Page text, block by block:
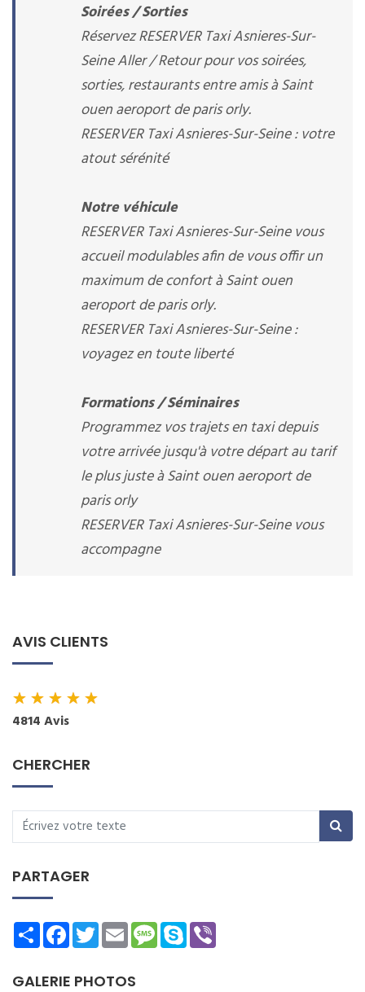
Soirées / Sorties
Réservez RESERVER Taxi Asnieres-Sur-
Seine Aller / Retour pour vos soirées,
sorties, restaurants entre amis à Saint
ouen aeroport de paris orly.
RESERVER Taxi Asnieres-Sur-Seine : votre
atout sérénité
Notre véhicule
RESERVER Taxi Asnieres-Sur-Seine vous
accueil modulables afin de vous offir un
maximum de confort à Saint ouen
aeroport de paris orly.
RESERVER Taxi Asnieres-Sur-Seine :
voyagez en toute liberté
Formations / Séminaires
Programmez vos trajets en taxi depuis
votre arrivée jusqu'à votre départ au tarif
le plus juste à Saint ouen aeroport de
paris orly
RESERVER Taxi Asnieres-Sur-Seine vous
accompagne
AVIS CLIENTS
★★★★★
4814 Avis
CHERCHER
PARTAGER
ShareFacebookTwitterEmailMessage
Skype
GALERIE PHOTOS